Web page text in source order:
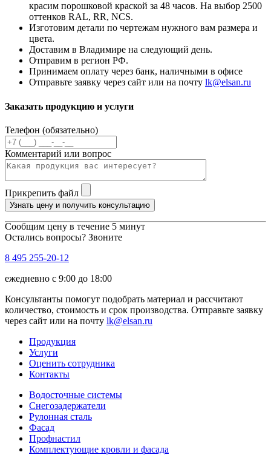
красим порошковой краской за 48 часов. На выбор 2500
оттенков RAL, RR, NCS.
Изготовим детали по чертежам нужного вам размера и
цвета.
Доставим в Владимире на следующий день.
Отправим в регион РФ.
Принимаем оплату через банк, наличными в офисе
Отправьте заявку через сайт или на почту lk@elsan.ru
Заказать продукцию и услуги
Телефон (обязательно)
Комментарий или вопрос
Прикрепить файл
Узнать цену и получить консультацию
Сообщим цену в течение 5 минут
Остались вопросы? Звоните
8 495 255-20-12
ежедневно с 9:00 до 18:00
Консультанты помогут подобрать материал и рассчитают
количество, стоимость и срок производства. Отправьте заявку
через сайт или на почту lk@elsan.ru
Продукция
Услуги
Оценить сотрудника
Контакты
Водосточные системы
Снегозадержатели
Рулонная сталь
Фасад
Профнастил
Комплектующие кровли и фасада